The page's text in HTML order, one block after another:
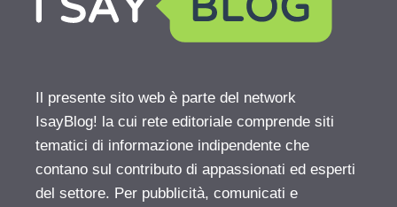
Il presente sito web è parte del network
IsayBlog! la cui rete editoriale comprende siti
tematici di informazione indipendente che
contano sul contributo di appassionati ed esperti
del settore. Per pubblicità, comunicati e